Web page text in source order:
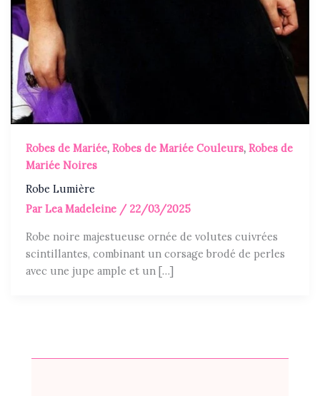
Robes de Mariée,Robes de Mariée Couleurs,Robes de
Mariée Noires
Robe Lumière
ParLea Madeleine / 22/03/2025
Robe noire majestueuse ornée de volutes cuivrées
scintillantes, combinant un corsage brodé de perles
avec une jupe ample et un […]